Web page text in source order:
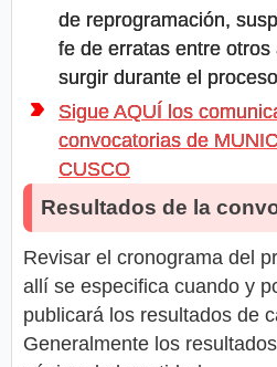
de reprogramación,
fe de erratas entre
surgir durante el
Sigue AQUÍ los
convocatorias de
CUSCO
Resultados de la
Revisar el cronograma del
allí se especifica cuando y
publicará los resultados de
Generalmente los